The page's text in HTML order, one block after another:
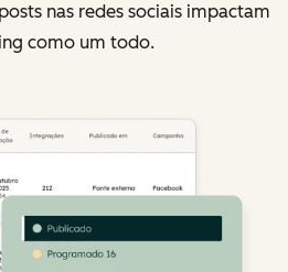
nas redes sociais impactam
como um todo.